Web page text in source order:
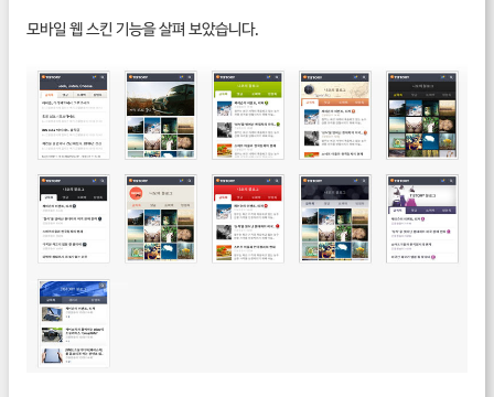
모바일 웹 스킨 기능을 살펴 보았습니다.